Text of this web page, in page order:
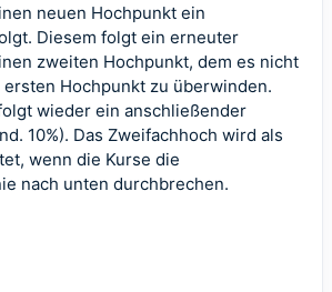
neuen Hochpunkt ein
Diesem folgt ein erneuter
zweiten Hochpunkt, dem es nicht
Hochpunkt zu überwinden.
wieder ein anschließender
10%). Das Zweifachhoch wird als
wenn die Kurse die
nach unten durchbrechen.